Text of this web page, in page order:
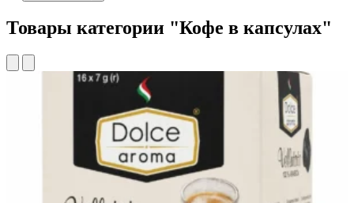
Товары категории "Кофе в капсулах"